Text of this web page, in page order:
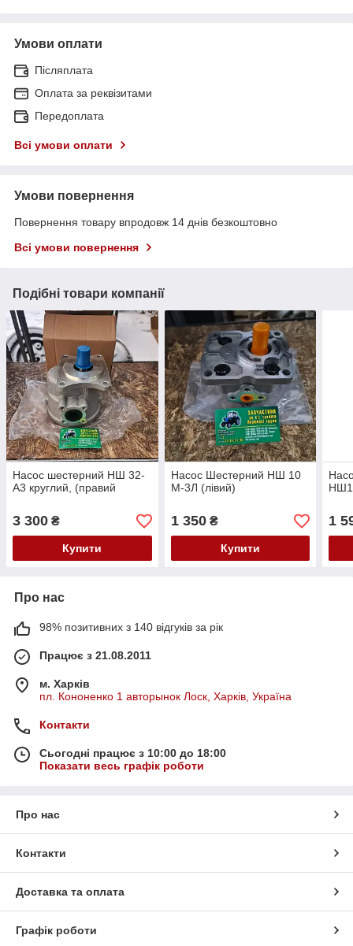
Умови оплати
Післяплата
Оплата за реквізитами
Передоплата
Всі умови оплати
Умови повернення
Повернення товару впродовж 14 днів безкоштовно
Всі умови повернення
Подібні товари компанії
Насос шестерний НШ 32-
А3 круглий, (правий
3 300 ₴
Купити
Насос Шестерний НШ 10
М-3Л (лівий)
1 350₴
Купити
1
Про нас
98% позитивних з 140 відгуків за рік
Працює з 21.08.2011
м. Харків
пл. Кононенко 1 авторынок Лоск, Харків, Україна
Контакти
Сьогодні працює з 10:00 до 18:00
Показати весь графік роботи
Про нас
Контакти
Доставка та оплата
Графік роботи